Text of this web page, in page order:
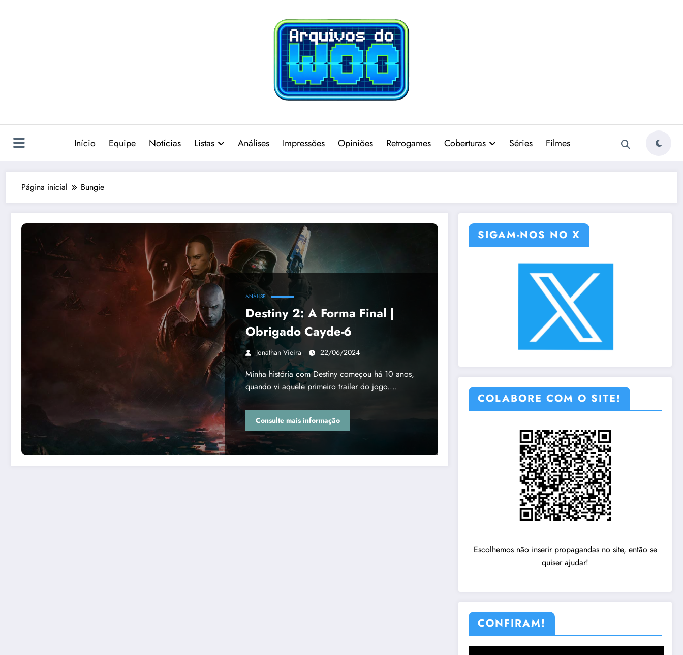
Início Equipe Notícias Listas Análises Impressões Opiniões Retrogames Coberturas Séries Filmes
Página inicial Bungie
ANÁLISE
Destiny 2: A Forma Final |
Obrigado Cayde-6
Jonathan Vieira 22/06/2024
Minha história com Destiny começou há 10 anos,
quando vi aquele primeiro trailer do jogo.…
Consulte mais informação
SIGAM-NOS NO X
COLABORE COM O SITE!
Escolhemos não inserir propagandas no site, então se
quiser ajudar!
CONFIRAM!